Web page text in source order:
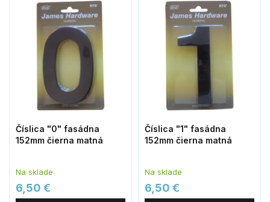
Číslica "0" fasádna
152mm čierna matná
Na sklade
6,50 €
Číslica "1" fasádna
152mm čierna matná
Na sklade
6,50 €